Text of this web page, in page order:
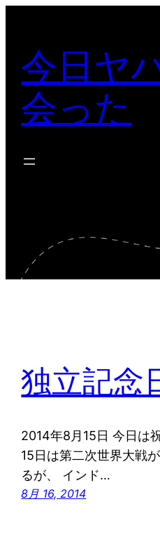
今日ヤ
会った
独立記念
2014年8月15日 今日は
15日は第二次世界大戦
るが、 インド…
8月 16, 2014